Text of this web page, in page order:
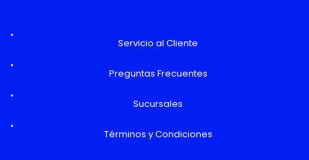
Servicio al Cliente
Preguntas Frecuentes
Sucursales
Términos y Condiciones